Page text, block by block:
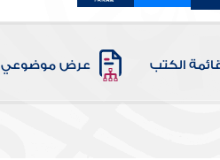
الكتب عرض موضوعي